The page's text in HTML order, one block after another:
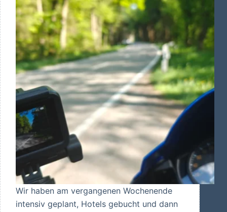
Wir haben am vergangenen Wochenende
intensiv geplant, Hotels gebucht und dann